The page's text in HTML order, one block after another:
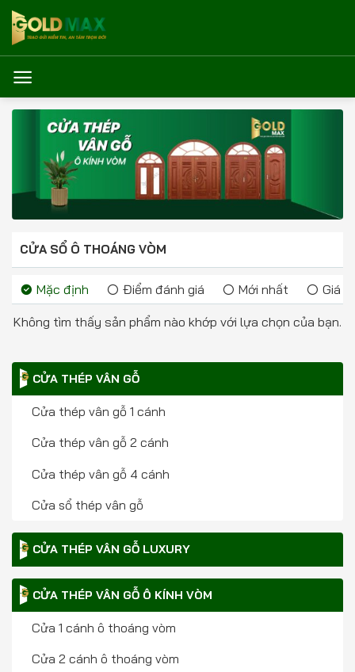
Bỏ
qua
nội
dung
CỬA THÉP VÂN GỖ
Cửa thép vân gỗ 1 cánh
Cửa thép vân gỗ 2 cánh
Cửa thép vân gỗ 4 cánh
Cửa sổ thép vân gỗ
CỬA THÉP VÂN GỖ LUXURY
CỬA THÉP VÂN GỖ Ô KÍNH VÒM
Cửa 1 cánh ô thoáng vòm
Cửa 2 cánh ô thoáng vòm
CỬA SỔ Ô THOÁNG VÒM
Mặc định Điểm đánh giá Mới nhất Giá
Không tìm thấy sản phẩm nào khớp với lựa chọn của bạn.